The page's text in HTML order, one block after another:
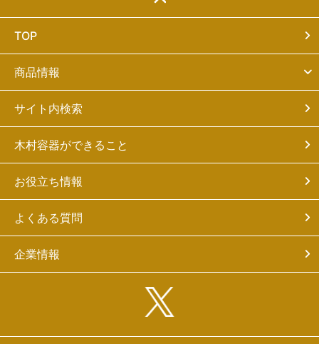
TOP
商品情報
サイト内検索
木村容器ができること
お役立ち情報
よくある質問
企業情報